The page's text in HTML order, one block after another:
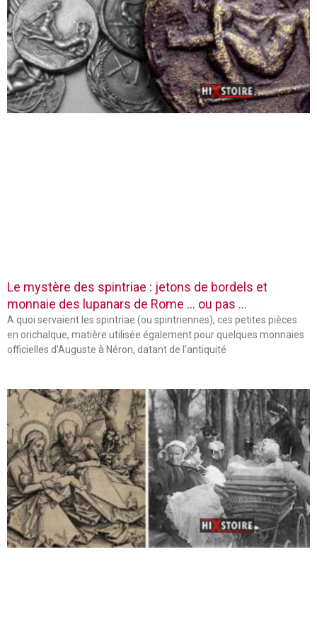
Le mystère des spintriae : jetons de bordels et
monnaie des lupanars de Rome … ou pas …
A quoi servaient les spintriae (ou spintriennes), ces petites pièces
en orichalque, matière utilisée également pour quelques monnaies
officielles d’Auguste à Néron, datant de l’antiquité